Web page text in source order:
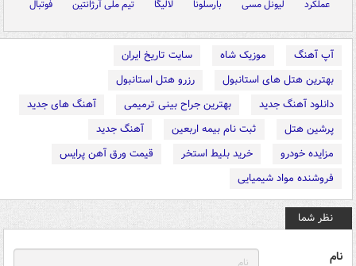
عملکرد لیونل مسی بارسلونا لالیگا تیم ملی آرژانتین فوتبال
آپ آهنگ موزیک شاه
سایت تاریخ ایران
بهترین هتل های استانبول
رزرو هتل استانبول
دانلود آهنگ جدید
بهترین جراح بینی ترمیمی
آهنگ های جدید
پرشین هتل
ثبت نام بیمه اربعین
آهنگ جدید
مزایده خودرو
خرید بلیط استخر
قیمت ورق آهن پرایس
فروشنده مواد شیمیایی
نظر شما
نام